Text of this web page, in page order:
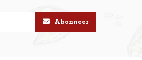
Abonneer